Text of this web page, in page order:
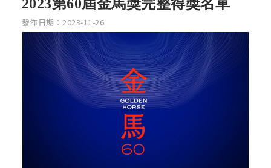
2023第60屆金馬獎完整得獎名單
發佈日期：2023-11-26